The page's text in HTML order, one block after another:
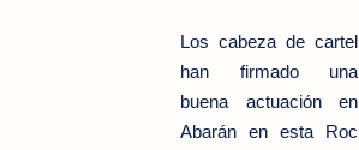
Los cabeza de cartel
han firmado una
buena actuación en
Abarán en esta Roc